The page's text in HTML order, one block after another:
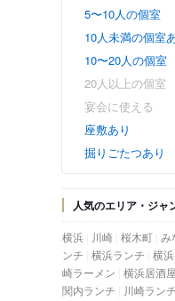
5〜10人の個室
10人未満の個室
10〜20人の個室
20人以上の個室
宴会に使える
座敷あり
掘りごたつあり
人気のエリア・ジャ
横浜 川崎 桜木町 み
ンチ 横浜ランチ 横
崎ラーメン 横浜居酒屋
関内ランチ
川崎ランチ